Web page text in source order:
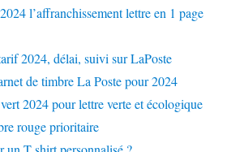
l’affranchissement lettre en 1 page
2024, délai, suivi sur LaPoste
de timbre La Poste pour 2024
2024 pour lettre verte et écologique
rouge prioritaire